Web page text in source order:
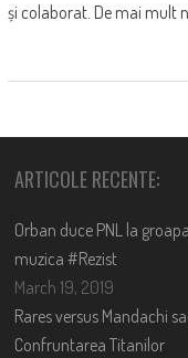
și colaborat. De mai mult
ARTICOLE RECENTE:
Orban duce PNL la
muzica #Rezist
March 19, 2019
Rares versus Mandachi
Confruntarea Titanilor